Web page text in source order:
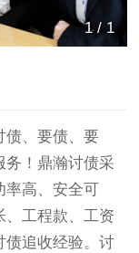
1/ 1
债、要债、要
务！鼎瀚讨债采
率高、安全可
、工程款、工资
债追收经验。讨